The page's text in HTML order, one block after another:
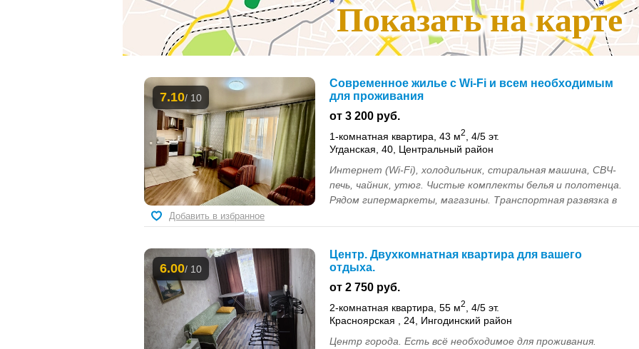
Показать на карте
7.10/ 10
Современное жилье с Wi-Fi и всем необходимым
для проживания
от 3 200 руб.
1-комнатная квартира, 43 м2
, 4/5 эт.
Угданская, 40, Центральный район
Интернет (Wi-Fi), холодильник, стиральная машина, СВЧ-
печь, чайник, утюг. Чистые комплекты белья и полотенца.
Рядом гипермаркеты, магазины. Транспортная развязка в
Добавить в избранное
6.00/ 10
Центр. Двухкомнатная квартира для вашего
отдыха.
от 2 750 руб.
2-комнатная квартира, 55 м2
, 4/5 эт.
Красноярская , 24, Ингодинский район
Центр города. Есть всё необходимое для проживания.